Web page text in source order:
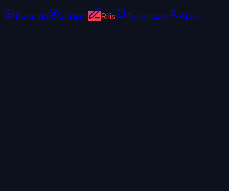
Beranda Jelajahi Rilis Tersimpan Akun